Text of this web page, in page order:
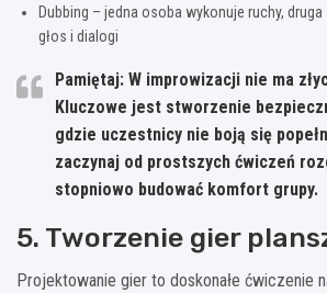
Dubbing – jedna osoba wykonuje ruchy,
głos i dialogi
Pamiętaj: W improwizacji nie ma
Kluczowe jest stworzenie
gdzie uczestnicy nie boją się
zaczynaj od prostszych ćwiczeń
stopniowo budować komfort grupy.
5. Tworzenie gier
Projektowanie gier to doskonałe ćwiczenie